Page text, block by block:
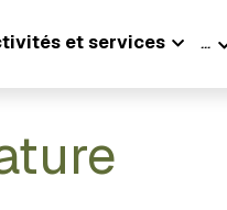
et services …